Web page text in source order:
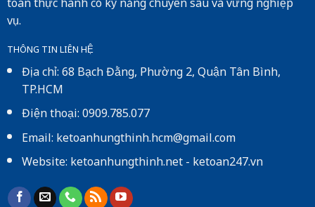
vụ.
THÔNG TIN LIÊN HỆ
Địa chỉ: 68 Bạch Đằng, Phường 2, Quận Tân Bình,
TP.HCM
Điện thoại: 0909.785.077
Email: ketoanhungthinh.hcm@gmail.com
Website:ketoanhungthinh.net-ketoan247.vn